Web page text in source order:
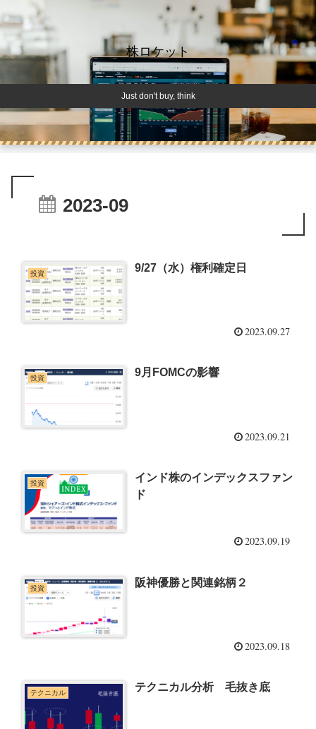
株ロケット
Just don't buy, think
2023-09
投資 9/27（水）権利確定日
2023.09.27
投資 9月FOMCの影響
2023.09.21
投資
インド株のインデックスファン
ド
2023.09.19
投資 阪神優勝と関連銘柄２
2023.09.18
テクニカル テクニカル分析 毛抜き底